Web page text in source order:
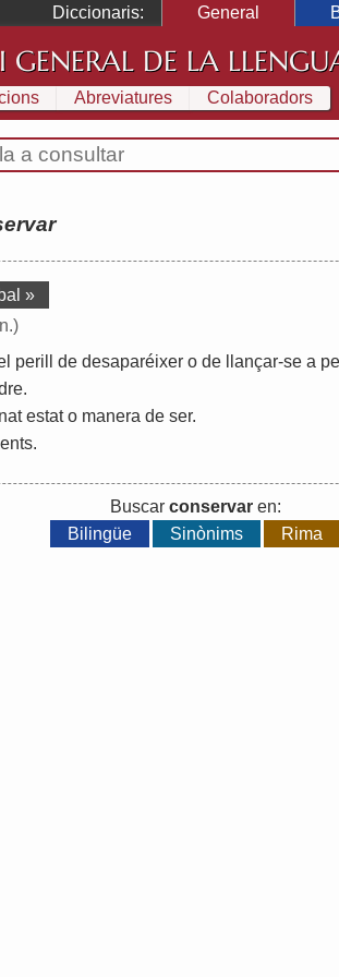
Diccionaris: General
GENERAL DE LA
Abreviatures Colaboradors
»
perill de desaparéixer o de llançar-se a
.
estat o manera de ser.
.
Buscar conservaren:
Bilingüe
Sinònims Rima